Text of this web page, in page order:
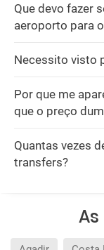
Que devo fazer
aeroporto para
Necessito visto
Por que me
que o preço
Quantas vezes
transfers?